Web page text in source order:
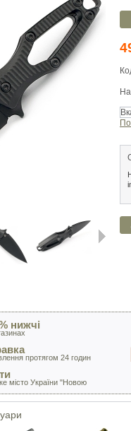
нижчі
протягом 24 годин
місто України "Новою